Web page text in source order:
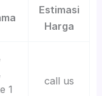
Estimasi
Harga
1
call us